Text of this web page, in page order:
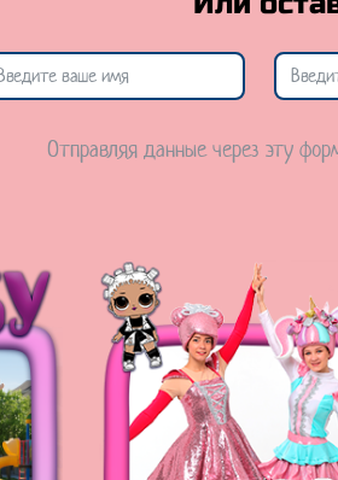
Отправляя данные через эту